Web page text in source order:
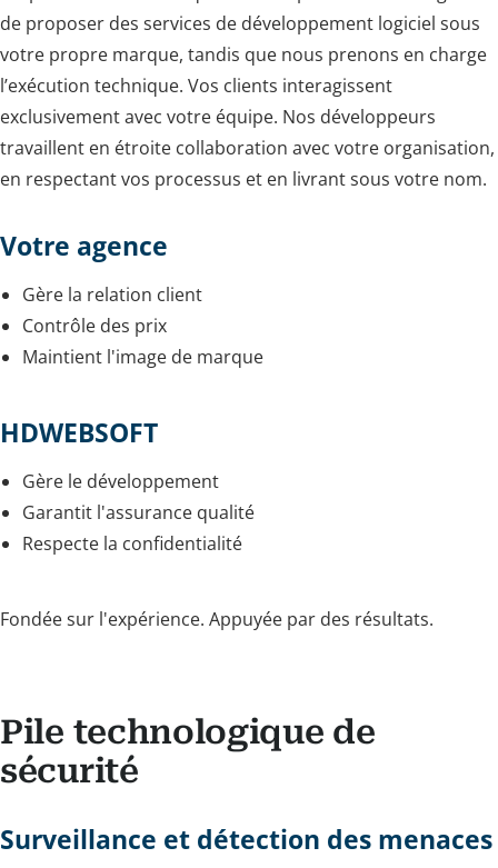
de proposer des services de développement logiciel sous
votre propre marque, tandis que nous prenons en charge
l’exécution technique. Vos clients interagissent
exclusivement avec votre équipe. Nos développeurs
travaillent en étroite collaboration avec votre organisation,
en respectant vos processus et en livrant sous votre nom.
Votre agence
Gère la relation client
Contrôle des prix
Maintient l'image de marque
HDWEBSOFT
Gère le développement
Garantit l'assurance qualité
Respecte la confidentialité
Fondée sur l'expérience. Appuyée par des résultats.
Pile technologique de
sécurité
Surveillance et détection des menaces